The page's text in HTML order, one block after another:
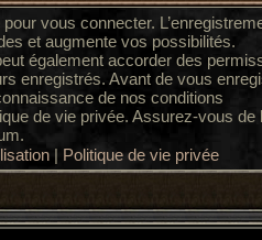
vous connecter.
et augmente vos possibilités.
également accorder des
enregistrés. Avant de vous
de nos conditions
de vie privée. Assurez-vous de
| Politique de vie privée